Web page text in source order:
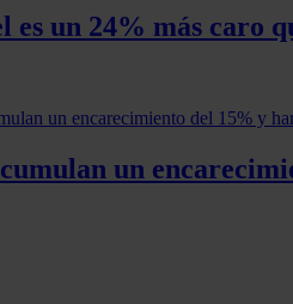
es un 24% más caro
un